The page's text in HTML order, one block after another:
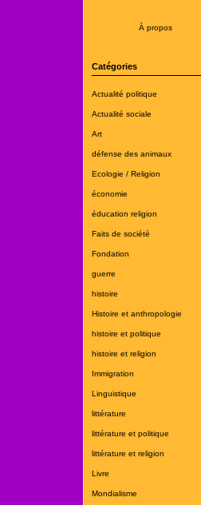
À propos
Catégories
Actualité politique
Actualité sociale
Art
défense des animaux
Ecologie / Religion
économie
éducation religion
Faits de société
Fondation
guerre
histoire
Histoire et anthropologie
histoire et politique
histoire et religion
Immigration
Linguistique
littérature
littérature et politique
littérature et religion
Livre
Mondialisme